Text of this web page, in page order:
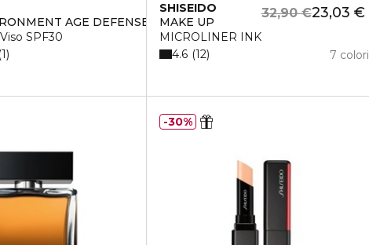
AGE DEFENSE OIL-FREE
SPF30
1
SHISEIDO
MAKE UP
MICROLINER INK
23,03 €
32,90 €
7 colori
4.6 12
30%